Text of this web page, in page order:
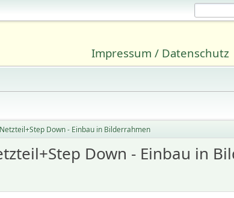
Impressum / Datenschutz
Down - Einbau in Bilderrahmen
Down - Einbau in